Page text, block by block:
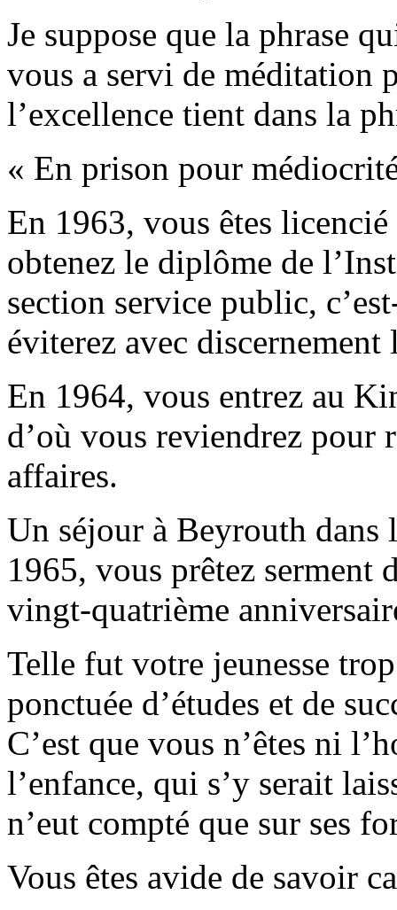
Je suppose que la phrase
vous a servi de méditation
l’excellence tient dans la
« En prison pour
En 1963, vous êtes
obtenez le diplôme de
section service public,
éviterez avec
En 1964, vous entrez au
d’où vous reviendrez pour
affaires.
Un séjour à Beyrouth dans
1965, vous prêtez serment
vingt-quatrième
Telle fut votre jeunesse
ponctuée d’études et de
C’est que vous n’êtes ni
l’enfance, qui s’y serait
n’eut compté que sur ses
Vous êtes avide de savoir